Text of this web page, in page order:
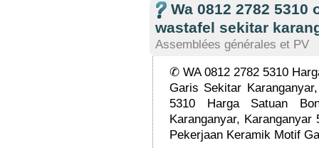
Wa 0812 2782
wastafel sekitar
Assemblées générales et PV
✆ WA 0812 2782 5310
Garis Sekitar
5310 Harga Satuan
Karanganyar,
Pekerjaan Keramik Motif